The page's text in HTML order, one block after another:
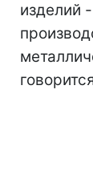
изделий